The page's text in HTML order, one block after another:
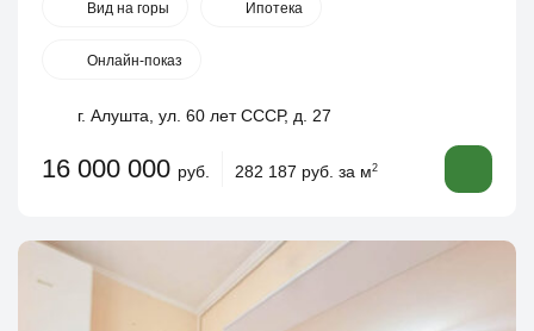
Вид на горы Ипотека
Онлайн-показ
г. Алушта, ул. 60 лет СССР, д. 27
16 000 000 руб. 282 187 руб. за м2